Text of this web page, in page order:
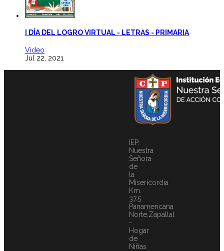
I DÍA DEL LOGRO VIRTUAL - LETRAS - PRIMARIA
Video
Jul 22, 2021
IEP.
Nuestra
Señora
de
la
Misericordia
Km.
37.5
Panamericana
Norte,Zapallal
-
Hogar
de
Niñas